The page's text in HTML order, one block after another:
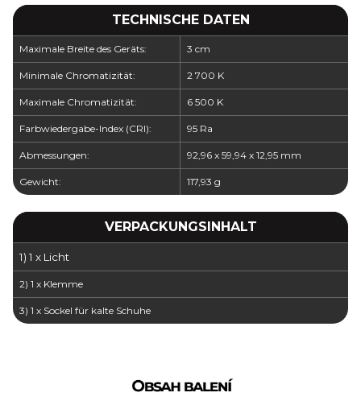
TECHNISCHE DATEN
Maximale Breite des Geräts: 3 cm
Minimale Chromatizität: 2 700 K
Maximale Chromatizität: 6 500 K
Farbwiedergabe-Index (CRI): 95 Ra
Abmessungen: 92,96 x 59,94 x 12,95 mm
Gewicht: 117,93 g
VERPACKUNGSINHALT
1) 1 x Licht
2) 1 x Klemme
3) 1 x Sockel für kalte Schuhe